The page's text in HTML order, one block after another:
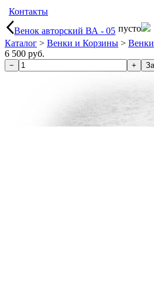
Контакты
Венок авторский ВА - 05 пусто
Каталог > Венки и Корзины > Венки
6 500 руб.